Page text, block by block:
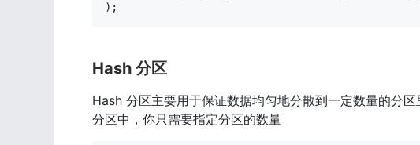
);
Hash 分区
Hash 分区主要用于保证数据均匀地分散到一定数量的分
分区中，你只需要指定分区的数量